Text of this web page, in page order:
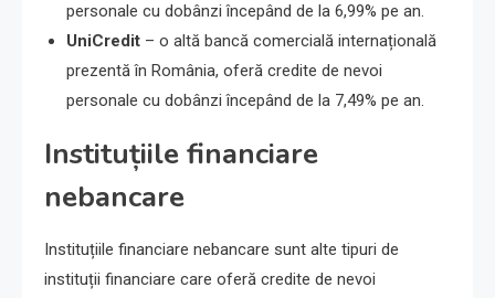
personale cu dobânzi începând de la 6,99% pe an.
UniCredit – o altă bancă comercială internațională
prezentă în România, oferă credite de nevoi
personale cu dobânzi începând de la 7,49% pe an.
Instituțiile financiare
nebancare
Instituțiile financiare nebancare sunt alte tipuri de
instituții financiare care oferă credite de nevoi